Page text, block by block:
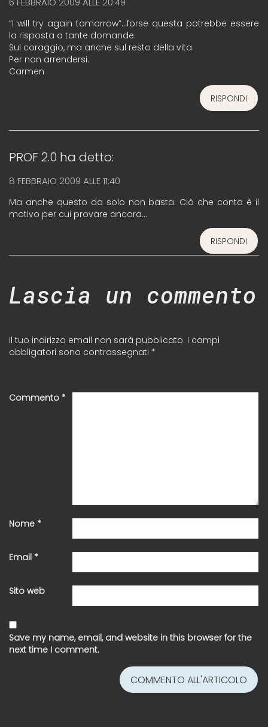
“I will try again tomorrow”…forse questa potrebbe essere
la risposta a tante domande.
Sul coraggio, ma anche sul resto della vita.
Per non arrendersi.
Carmen
RISPONDI
PROF 2.0 ha detto:
8 FEBBRAIO 2009 ALLE 11:40
Ma anche questo da solo non basta. Ciò che conta è il
motivo per cui provare ancora…
RISPONDI
Lascia un commento
Il tuo indirizzo email non sarà pubblicato. I campi
obbligatori sono contrassegnati *
Commento *
Nome *
Email *
Sito web
Save my name, email, and website in this browser for the
next time I comment.